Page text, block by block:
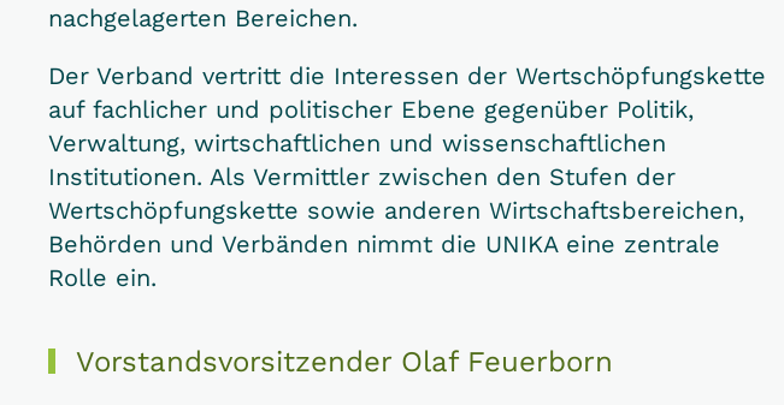
nachgelagerten Bereichen.
Der Verband vertritt die Interessen der Wertschöpfungskette
auf fachlicher und politischer Ebene gegenüber Politik,
Verwaltung, wirtschaftlichen und wissenschaftlichen
Institutionen. Als Vermittler zwischen den Stufen der
Wertschöpfungskette sowie anderen Wirtschaftsbereichen,
Behörden und Verbänden nimmt die UNIKA eine zentrale
Rolle ein.
Vorstandsvorsitzender Olaf Feuerborn